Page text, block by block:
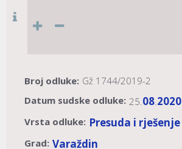
Broj odluke: Gž 1744/2019-2
Datum sudske odluke: 25.08.2020
Vrsta odluke: Presuda i rješenje
Grad: Varaždin